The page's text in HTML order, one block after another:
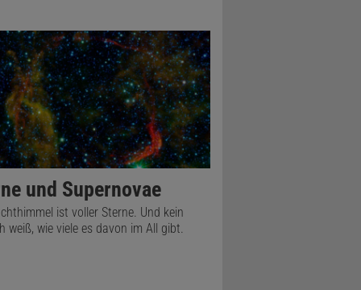
und Supernovae
ist voller Sterne. Und kein
weiß, wie viele es davon im All gibt.